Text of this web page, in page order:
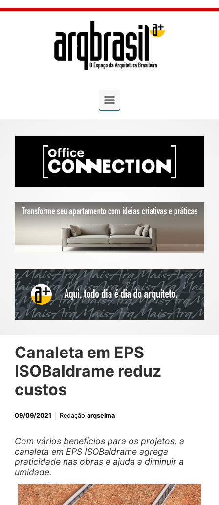
Skip to main content
Canaleta em EPS
ISOBaldrame reduz
custos
09/09/2021 Redação arqselma
Com vários benefícios para os projetos, a
canaleta em EPS ISOBaldrame agrega
praticidade nas obras e ajuda a diminuir a
umidade.